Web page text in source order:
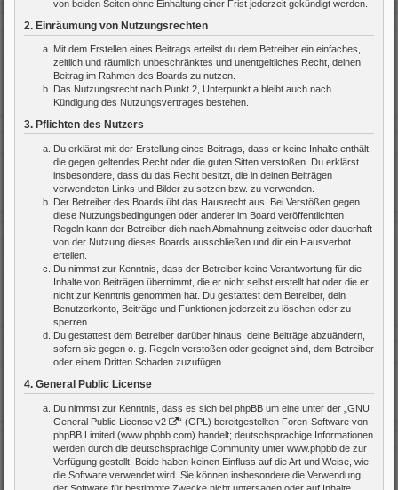
von beiden Seiten ohne Einhaltung einer Frist jederzeit gekündigt werden.
2. Einräumung von Nutzungsrechten
Mit dem Erstellen eines Beitrags erteilst du dem Betreiber ein einfaches,
zeitlich und räumlich unbeschränktes und unentgeltliches Recht, deinen
Beitrag im Rahmen des Boards zu nutzen.
Das Nutzungsrecht nach Punkt 2, Unterpunkt a bleibt auch nach
Kündigung des Nutzungsvertrages bestehen.
3. Pflichten des Nutzers
Du erklärst mit der Erstellung eines Beitrags, dass er keine Inhalte enthält,
die gegen geltendes Recht oder die guten Sitten verstoßen. Du erklärst
insbesondere, dass du das Recht besitzt, die in deinen Beiträgen
verwendeten Links und Bilder zu setzen bzw. zu verwenden.
Der Betreiber des Boards übt das Hausrecht aus. Bei Verstößen gegen
diese Nutzungsbedingungen oder anderer im Board veröffentlichten
Regeln kann der Betreiber dich nach Abmahnung zeitweise oder dauerhaft
von der Nutzung dieses Boards ausschließen und dir ein Hausverbot
erteilen.
Du nimmst zur Kenntnis, dass der Betreiber keine Verantwortung für die
Inhalte von Beiträgen übernimmt, die er nicht selbst erstellt hat oder die er
nicht zur Kenntnis genommen hat. Du gestattest dem Betreiber, dein
Benutzerkonto, Beiträge und Funktionen jederzeit zu löschen oder zu
sperren.
Du gestattest dem Betreiber darüber hinaus, deine Beiträge abzuändern,
sofern sie gegen o. g. Regeln verstoßen oder geeignet sind, dem Betreiber
oder einem Dritten Schaden zuzufügen.
4. General Public License
Du nimmst zur Kenntnis, dass es sich bei phpBB um eine unter der „ GNU
General Public License v2
“ (GPL) bereitgestellten Foren-Software von
phpBB Limited (www.phpbb.com) handelt; deutschsprachige Informationen
werden durch die deutschsprachige Community unter www.phpbb.de zur
Verfügung gestellt. Beide haben keinen Einfluss auf die Art und Weise, wie
die Software verwendet wird. Sie können insbesondere die Verwendung